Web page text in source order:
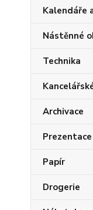
Kalendáře
Nástěnné
Technika
Archivace
Prezentace
Papír
Drogerie